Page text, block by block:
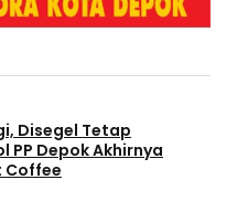
Disegel Tetap
PP Depok Akhirnya
Coffee